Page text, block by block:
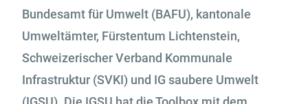
Bundesamt für Umwelt (BAFU), kantonale
Umweltämter, Fürstentum Lichtenstein,
Schweizerischer Verband Kommunale
Infrastruktur (SVKI) und IG saubere Umwelt